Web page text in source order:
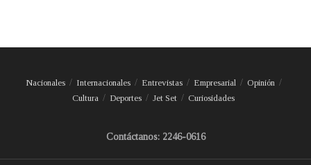
Nacionales Internacionales Entrevistas Empresarial
Opinión
Cultura
Deportes Jet Set Curiosidades
Contáctanos: 2246-0616